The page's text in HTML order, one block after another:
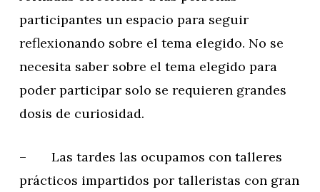
participantes un espacio para seguir
reflexionando sobre el tema elegido. No se
necesita saber sobre el tema elegido para
poder participar solo se requieren grandes
dosis de curiosidad.
– Las tardes las ocupamos con talleres
prácticos impartidos por talleristas con gran